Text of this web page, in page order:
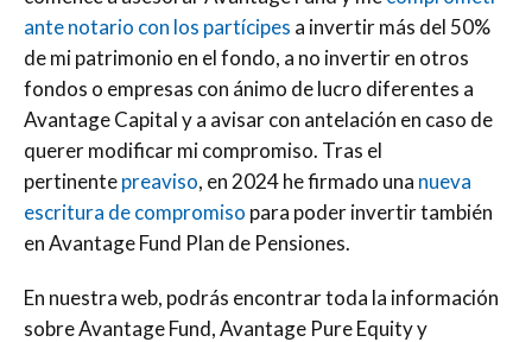
ante notario con los partícipes a invertir más del 50%
de mi patrimonio en el fondo, a no invertir en otros
fondos o empresas con ánimo de lucro diferentes a
Avantage Capital y a avisar con antelación en caso de
querer modificar mi compromiso. Tras el
pertinentepreaviso, en 2024 he firmado una nueva
escritura de compromiso para poder invertir también
en Avantage Fund Plan de Pensiones.
En nuestra web, podrás encontrar toda la información
sobre Avantage Fund, Avantage Pure Equity y